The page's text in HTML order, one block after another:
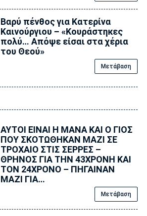
Βαρύ πένθος για Κατερίνα
Καινούργιου – «Κουράστηκες
πολύ… Απόψε είσαι στα χέρια
του Θεού»
Μετάβαση
ΑΥΤΟΙ ΕΙΝΑΙ Η ΜΑΝΑ ΚΑΙ Ο ΓΙΟΣ
ΠΟΥ ΣΚΟΤΩΘΗΚΑΝ ΜΑΖΙ ΣΕ
ΤΡΟΧΑΙΟ ΣΤΙΣ ΣΕΡΡΕΣ –
ΘΡΗΝΟΣ ΓΙΑ ΤΗΝ 43ΧΡΟΝΗ ΚΑΙ
ΤΟΝ 24ΧΡΟΝΟ – ΠΗΓΑΙΝΑΝ
ΜΑΖΙ ΓΙΑ…
Μετάβαση